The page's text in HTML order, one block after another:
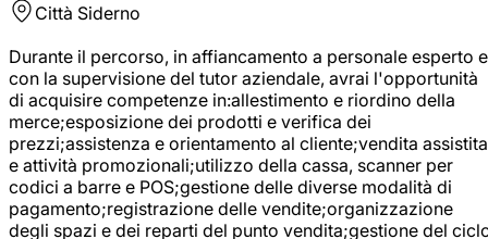
Città Siderno
Durante il percorso, in affiancamento a personale esperto e
con la supervisione del tutor aziendale, avrai l'opportunità
di acquisire competenze in:allestimento e riordino della
merce;esposizione dei prodotti e verifica dei
prezzi;assistenza e orientamento al cliente;vendita assistita
e attività promozionali;utilizzo della cassa, scanner per
codici a barre e POS;gestione delle diverse modalità di
pagamento;registrazione delle vendite;organizzazione
degli spazi e dei reparti del punto vendita;gestione del